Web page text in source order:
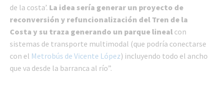
de la costa’. La idea sería generar un proyecto de
reconversión y refuncionalización del Tren de la
Costa y su traza generando un parque lineal con
sistemas de transporte multimodal (que podría conectarse
con el Metrobús de Vicente López) incluyendo todo el ancho
que va desde la barranca al río”.